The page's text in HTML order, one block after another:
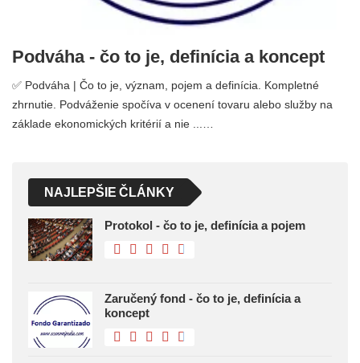
Podváha - čo to je, definícia a koncept
✅ Podváha | Čo to je, význam, pojem a definícia. Kompletné
zhrnutie. Podváženie spočíva v ocenení tovaru alebo služby na
základe ekonomických kritérií a nie ...…
NAJLEPŠIE ČLÁNKY
Protokol - čo to je, definícia a pojem
Zaručený fond - čo to je, definícia a
koncept